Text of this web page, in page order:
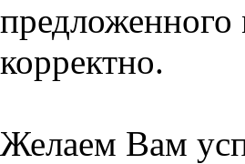
предложенного
корректно.
Желаем Вам